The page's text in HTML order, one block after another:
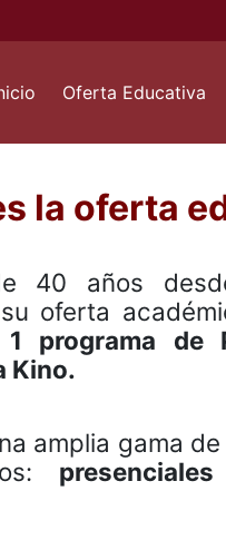
Oferta Educativa
la oferta
40 años
oferta
1 programa de
Kino.
amplia gama